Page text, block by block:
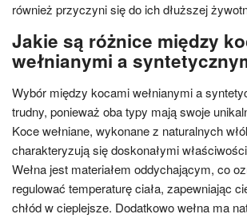
również przyczyni się do ich dłuższej
Jakie są różnice między
wełnianymi a
Wybór między kocami wełnianymi a
trudny, ponieważ oba typy mają swoje
Koce wełniane, wykonane z naturalnych
charakteryzują się doskonałymi
Wełna jest materiałem oddychającym, co
regulować temperaturę ciała, zapewniając
chłód w cieplejsze. Dodatkowo wełna ma